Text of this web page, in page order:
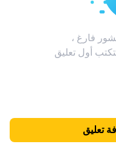
فارغ ،
أول تعليق
تعليق